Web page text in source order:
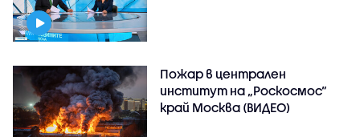
Пожар в централен
институт на „Роскосмос“
край Москва (ВИДЕО)